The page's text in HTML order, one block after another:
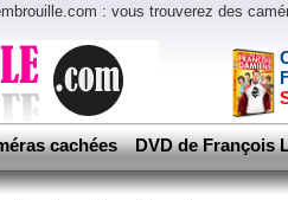
: vous trouverez des
cachées DVD de François